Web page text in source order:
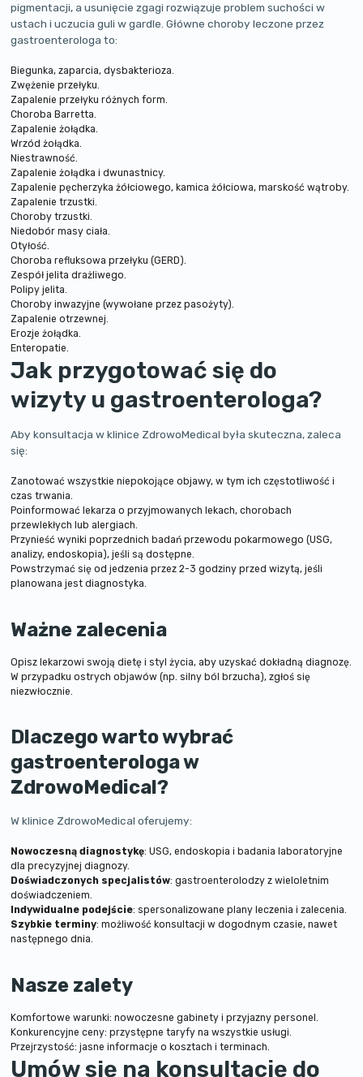
pigmentacji, a usunięcie zgagi rozwiązuje problem suchości w
ustach i uczucia guli w gardle. Główne choroby leczone przez
gastroenterologa to:
Biegunka, zaparcia, dysbakterioza.
Zwężenie przełyku.
Zapalenie przełyku różnych form.
Choroba Barretta.
Zapalenie żołądka.
Wrzód żołądka.
Niestrawność.
Zapalenie żołądka i dwunastnicy.
Zapalenie pęcherzyka żółciowego, kamica żółciowa, marskość wątroby.
Zapalenie trzustki.
Choroby trzustki.
Niedobór masy ciała.
Otyłość.
Choroba refluksowa przełyku (GERD).
Zespół jelita drażliwego.
Polipy jelita.
Choroby inwazyjne (wywołane przez pasożyty).
Zapalenie otrzewnej.
Erozje żołądka.
Enteropatie.
Jak przygotować się do
wizyty u gastroenterologa?
Aby konsultacja w klinice ZdrowoMedical była skuteczna, zaleca
się:
Zanotować wszystkie niepokojące objawy, w tym ich częstotliwość i
czas trwania.
Poinformować lekarza o przyjmowanych lekach, chorobach
przewlekłych lub alergiach.
Przynieść wyniki poprzednich badań przewodu pokarmowego (USG,
analizy, endoskopia), jeśli są dostępne.
Powstrzymać się od jedzenia przez 2-3 godziny przed wizytą, jeśli
planowana jest diagnostyka.
Ważne zalecenia
Opisz lekarzowi swoją dietę i styl życia, aby uzyskać dokładną diagnozę.
W przypadku ostrych objawów (np. silny ból brzucha), zgłoś się
niezwłocznie.
Dlaczego warto wybrać
gastroenterologa w
ZdrowoMedical?
W klinice ZdrowoMedical oferujemy:
Nowoczesną diagnostykę: USG, endoskopia i badania laboratoryjne
dla precyzyjnej diagnozy.
Doświadczonych specjalistów: gastroenterolodzy z wieloletnim
doświadczeniem.
Indywidualne podejście: spersonalizowane plany leczenia i zalecenia.
Szybkie terminy: możliwość konsultacji w dogodnym czasie, nawet
następnego dnia.
Nasze zalety
Komfortowe warunki: nowoczesne gabinety i przyjazny personel.
Konkurencyjne ceny: przystępne taryfy na wszystkie usługi.
Przejrzystość: jasne informacje o kosztach i terminach.
Umów się na konsultację do